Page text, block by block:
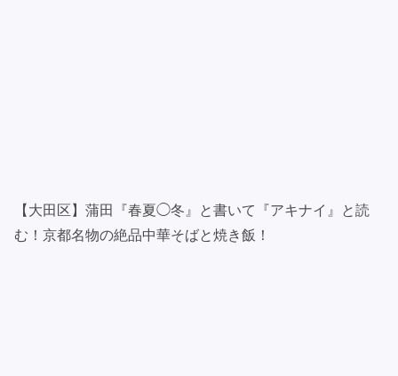
【大田区】蒲田『春夏◯冬』と書いて『アキナイ』と読
む！京都名物の絶品中華そばと焼き飯！